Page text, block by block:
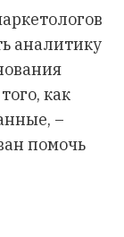
аналитику
как
–
помочь